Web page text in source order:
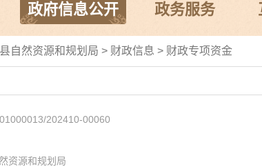
政府信息公开 政务服务
自然资源和规划局 > 财政信息 > 财政专项资金
202410-00060
资源和规划局